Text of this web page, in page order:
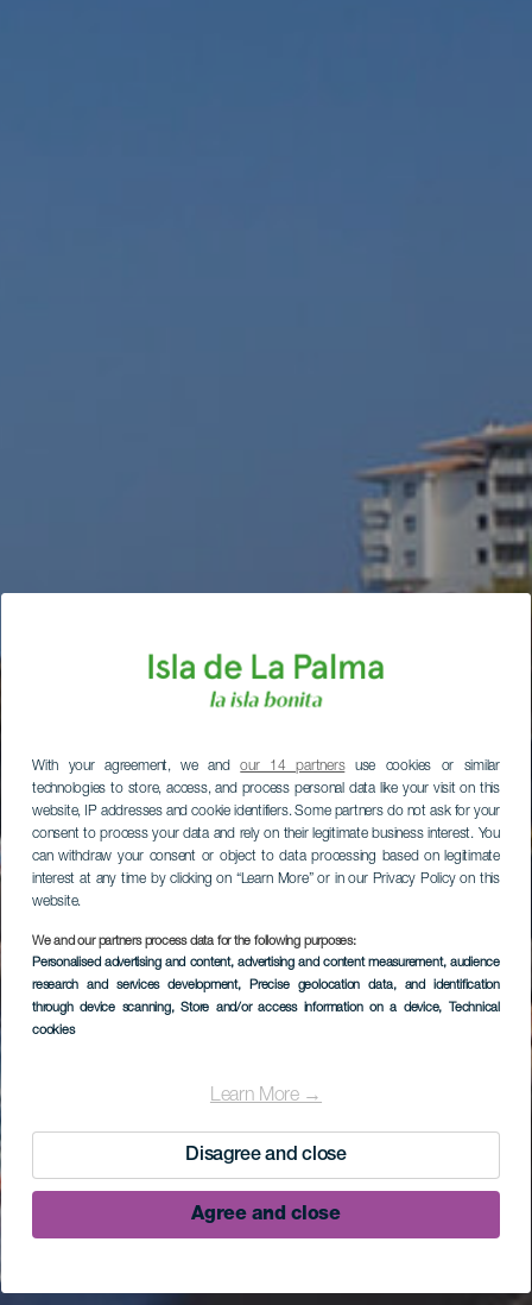
With your agreement, we andour 14 partnersuse cookies or similar
technologies to store, access, and process personal data like your visit on this
website, IP addresses and cookie identifiers. Some partners do not ask for your
consent to process your data and rely on their legitimate business interest. You
can withdraw your consent or object to data processing based on legitimate
interest at any time by clicking on “Learn More” or in our Privacy Policy on this
website.
We and our partners process data for the following purposes:
Personalised advertising and content, advertising and content measurement, audience
research and services development, Precise geolocation data, and identification
through device scanning, Store and/or access information on a device, Technical
cookies
Learn More →
Disagree and close
Agree and close